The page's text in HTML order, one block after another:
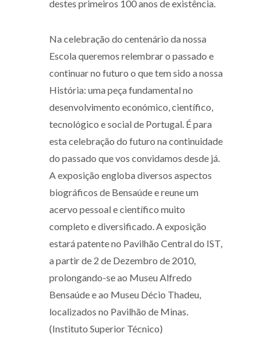
destes primeiros 100 anos de existência.
Na celebração do centenário da nossa
Escola queremos relembrar o passado e
continuar no futuro o que tem sido a nossa
História: uma peça fundamental no
desenvolvimento económico, científico,
tecnológico e social de Portugal. É para
esta celebração do futuro na continuidade
do passado que vos convidamos desde já.
A exposição engloba diversos aspectos
biográficos de Bensaúde e reune um
acervo pessoal e científico muito
completo e diversificado. A exposição
estará patente no Pavilhão Central do IST,
a partir de 2 de Dezembro de 2010,
prolongando-se ao Museu Alfredo
Bensaúde e ao Museu Décio Thadeu,
localizados no Pavilhão de Minas.
(Instituto Superior Técnico)